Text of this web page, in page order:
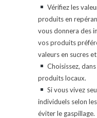
Vérifiez les
produits en
vous donnera des
vos produits
valeurs en sucres
Choisissez,
produits locaux.
Si vous vivez
individuels selon
éviter le gaspillage.